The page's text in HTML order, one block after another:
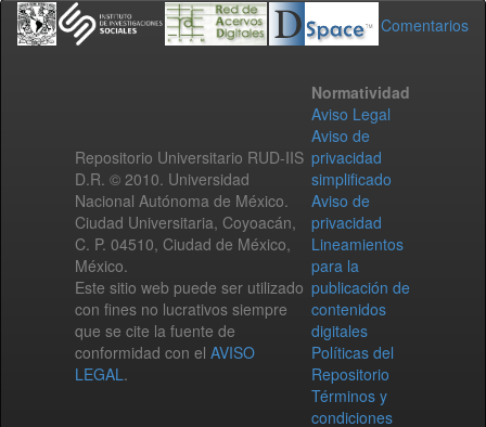
Comentarios
Repositorio Universitario RUD-IIS
D.R. © 2010. Universidad
Nacional Autónoma de México.
Ciudad Universitaria, Coyoacán,
C. P. 04510, Ciudad de México,
México.
Este sitio web puede ser utilizado
con fines no lucrativos siempre
que se cite la fuente de
conformidad con el AVISO
LEGAL.
Normatividad
Aviso Legal
Aviso de
privacidad
simplificado
Aviso de
privacidad
Lineamientos
para la
publicación de
contenidos
digitales
Políticas del
Repositorio
Términos y
condiciones